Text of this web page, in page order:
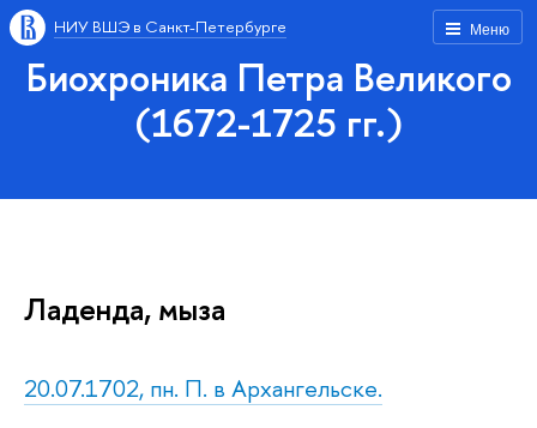
Меню
НИУ ВШЭ в Санкт-Петербурге
Биохроника Петра Великого
(1672-1725 гг.)
Ладенда, мыза
20.07.1702, пн. П. в Архангельске.